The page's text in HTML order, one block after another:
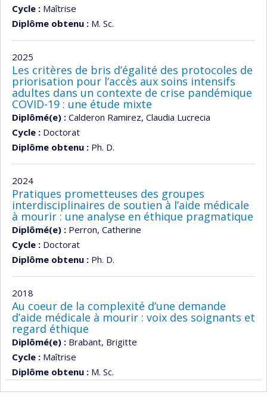
Cycle : Maîtrise
Diplôme obtenu : M. Sc.
2025
Les critères de bris d’égalité des protocoles de
priorisation pour l’accès aux soins intensifs
adultes dans un contexte de crise pandémique
COVID-19 : une étude mixte
Diplômé(e) : Calderon Ramirez, Claudia Lucrecia
Cycle : Doctorat
Diplôme obtenu : Ph. D.
2024
Pratiques prometteuses des groupes
interdisciplinaires de soutien à l’aide médicale
à mourir : une analyse en éthique pragmatique
Diplômé(e) : Perron, Catherine
Cycle : Doctorat
Diplôme obtenu : Ph. D.
2018
Au coeur de la complexité d’une demande
d’aide médicale à mourir : voix des soignants et
regard éthique
Diplômé(e) : Brabant, Brigitte
Cycle : Maîtrise
Diplôme obtenu : M. Sc.